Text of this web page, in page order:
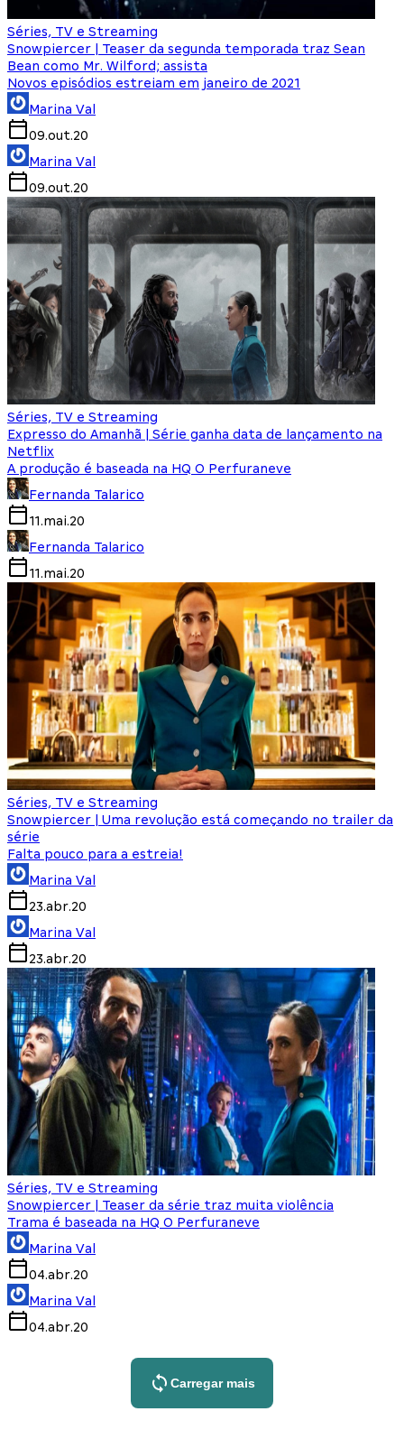
Séries, TV e Streaming
Snowpiercer | Teaser da segunda temporada traz Sean
Bean como Mr. Wilford; assista
Novos episódios estreiam em janeiro de 2021
Marina Val
09.out.20
Marina Val
09.out.20
Séries, TV e Streaming
Expresso do Amanhã | Série ganha data de lançamento na
Netflix
A produção é baseada na HQ O Perfuraneve
Fernanda Talarico
11.mai.20
Fernanda Talarico
11.mai.20
Séries, TV e Streaming
Snowpiercer | Uma revolução está começando no trailer da
série
Falta pouco para a estreia!
Marina Val
23.abr.20
Marina Val
23.abr.20
Séries, TV e Streaming
Snowpiercer | Teaser da série traz muita violência
Trama é baseada na HQ O Perfuraneve
Marina Val
04.abr.20
Marina Val
04.abr.20
Carregar mais